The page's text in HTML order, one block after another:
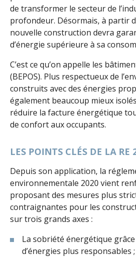
de transformer le secteur de
profondeur. Désormais, à partir
nouvelle construction devra
d’énergie supérieure à sa
C’est ce qu’on appelle les
(BEPOS). Plus respectueux de
construits avec des énergies
également beaucoup mieux
réduire la facture énergétique
de confort aux occupants.
LES POINTS CLÉS DE LA RE
Depuis son application, la
environnementale 2020 vient
proposant des mesures plus
contraignantes pour les
sur trois grands axes :
La sobriété énergétique grâce
d’énergies plus responsables ;